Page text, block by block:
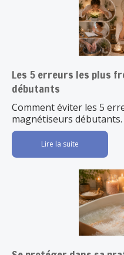
Les 5 erreurs les plus
débutants
Comment éviter les 5
magnétiseurs débutants.
Lire la suite